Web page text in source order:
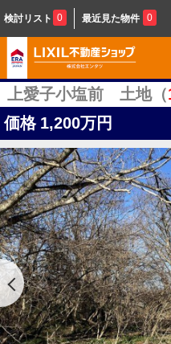
検討リスト 0 最近見た物件 0
上愛子小塩前 土地（
価格 1,200万円